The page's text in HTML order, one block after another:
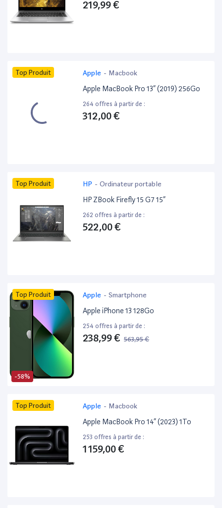
219,99 €
Top Produit Apple - Macbook
Apple MacBook Pro 13” (2019) 256Go
264 offres à partir de :
312,00 €
Top Produit HP - Ordinateur portable
HP ZBook Firefly 15 G7 15”
262 offres à partir de :
522,00 €
-58%
Top Produit Apple - Smartphone
Apple iPhone 13 128Go
254 offres à partir de :
238,99 € 563,95 €
Top Produit Apple - Macbook
Apple MacBook Pro 14” (2023) 1To
253 offres à partir de :
1 159,00 €